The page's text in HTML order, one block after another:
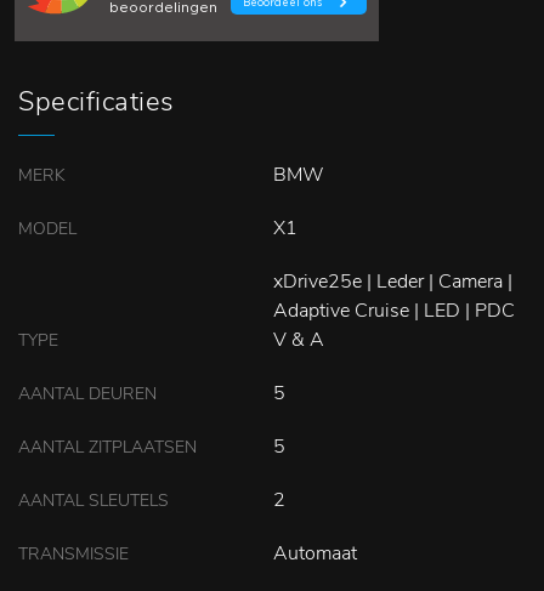
Specificaties
MERK BMW
MODEL X1
TYPE
xDrive25e | Leder | Camera |
Adaptive Cruise | LED | PDC
V & A
AANTAL DEUREN 5
AANTAL ZITPLAATSEN 5
AANTAL SLEUTELS 2
TRANSMISSIE Automaat